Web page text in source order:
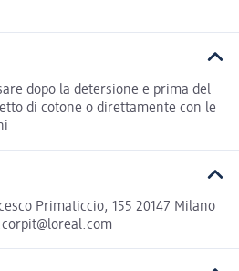
dopo la detersione e prima del
di cotone o direttamente con le
Primaticcio, 155 20147 Milano